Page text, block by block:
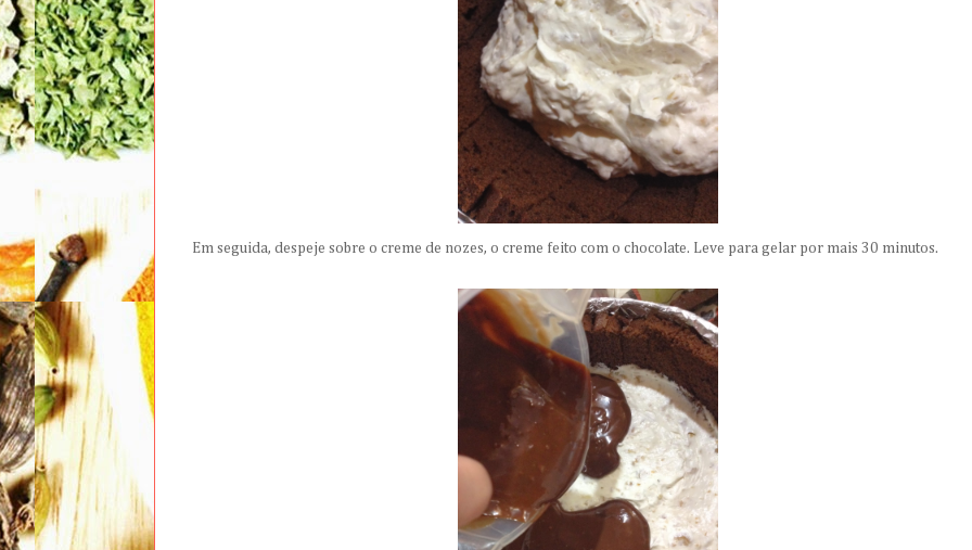
Em seguida, despeje sobre o creme de nozes, o creme feito com o chocolate. Leve para gelar por mais 30 minutos.